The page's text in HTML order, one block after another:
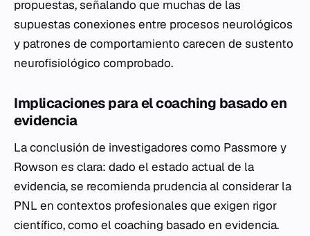
propuestas, señalando que muchas de las
supuestas conexiones entre procesos neurológicos
y patrones de comportamiento carecen de sustento
neurofisiológico comprobado.
Implicaciones para el coaching basado en
evidencia
La conclusión de investigadores como Passmore y
Rowson es clara: dado el estado actual de la
evidencia, se recomienda prudencia al considerar la
PNL en contextos profesionales que exigen rigor
científico, como el coaching basado en evidencia.